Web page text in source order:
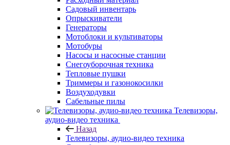
Садовый инвентарь
Опрыскиватели
Генераторы
Мотоблоки и культиваторы
Мотобуры
Насосы и насосные станции
Снегоуборочная техника
Тепловые пушки
Триммеры и газонокосилки
Воздуходувки
Сабельные пилы
Телевизоры,
аудио-видео техника
Назад
Телевизоры, аудио-видео техника